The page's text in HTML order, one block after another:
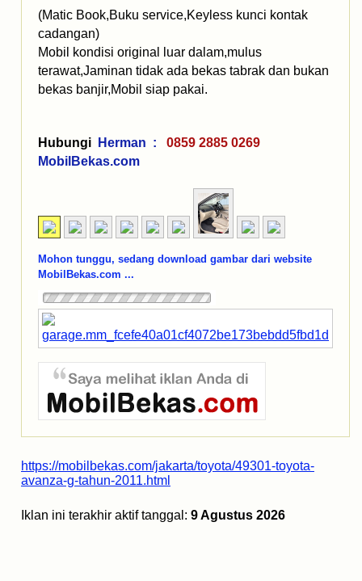
(Matic Book,Buku service,Keyless kunci kontak
cadangan)
Mobil kondisi original luar dalam,mulus
terawat,Jaminan tidak ada bekas tabrak dan bukan
bekas banjir,Mobil siap pakai.
Hubungi Herman :
0859 2885 0269
MobilBekas.com
Mohon tunggu, sedang download gambar dari website
MobilBekas.com ...
https://mobilbekas.com/jakarta/toyota/49301-toyota-
avanza-g-tahun-2011.html
Iklan ini terakhir aktif tanggal: 9 Agustus 2026